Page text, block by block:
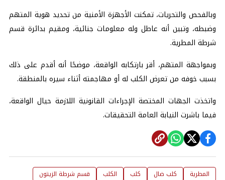
وبالفحص والتحريات، تمكنت الأجهزة الأمنية من تحديد هوية المتهم
وضبطه، وتبين أنه عاطل وله معلومات جنائية، ومقيم بدائرة قسم
شرطة المطرية.
وبمواجهة المتهم، أقر بارتكابه الواقعة، موضحًا أنه أقدم على ذلك
بسبب خوفه من تعرض الكلب له أو مهاجمته أثناء سيره بالمنطقة.
واتخذت الجهات المختصة الإجراءات القانونية اللازمة حيال الواقعة،
فيما باشرت النيابة العامة التحقيقات.
المطرية كلب ضال كلب الكلب
قسم شرطة الزيتون